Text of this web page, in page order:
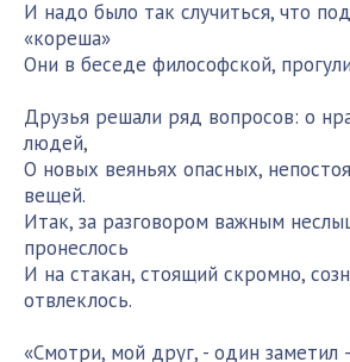
И надо было так случиться, что
«кореша»
Они в беседе философской,
Друзья решали ряд вопросов: о
людей,
О новых веяньях опасных,
вещей.
Итак, за разговором важным
пронеслось
И на стакан, стоящий скромно,
отвлеклось.
«Смотри, мой друг, - один заметил